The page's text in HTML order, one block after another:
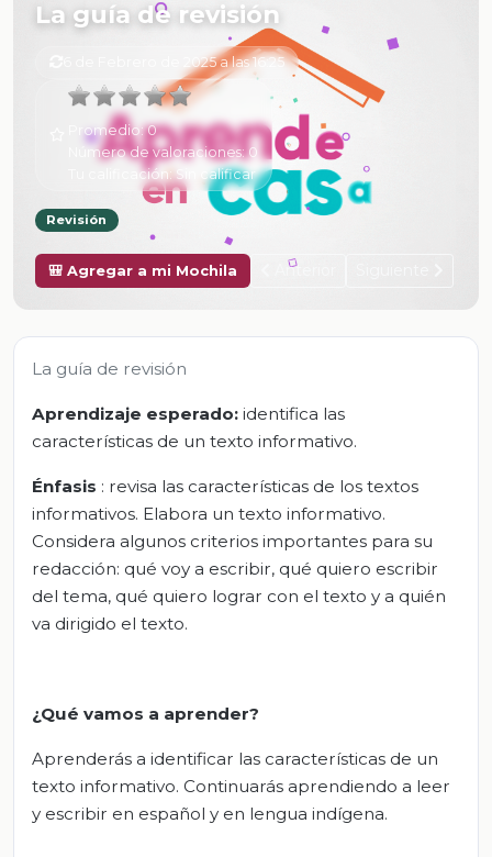
La guía de revisión
6 de Febrero de 2025 a las 16:25
Promedio:0
Número de valoraciones:0
Tu calificación:Sin calificar
Revisión
🎒 Agregar a mi Mochila Anterior
La guía de revisión
Aprendizaje esperado: identifica las
características de un texto informativo.
Énfasis : revisa las características de los textos
informativos. Elabora un texto informativo.
Considera algunos criterios importantes para su
redacción: qué voy a escribir, qué quiero escribir
del tema, qué quiero lograr con el texto y a quién
va dirigido el texto.
¿Qué vamos a aprender?
Aprenderás a identificar las características de un
texto informativo. Continuarás aprendiendo a leer
y escribir en español y en lengua indígena.